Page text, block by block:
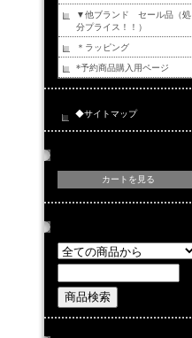
▼他ブランド セール品（処
分プライス！！）
＊ラッピング
*予約商品購入用ページ
◆サイトマップ
カートを見る